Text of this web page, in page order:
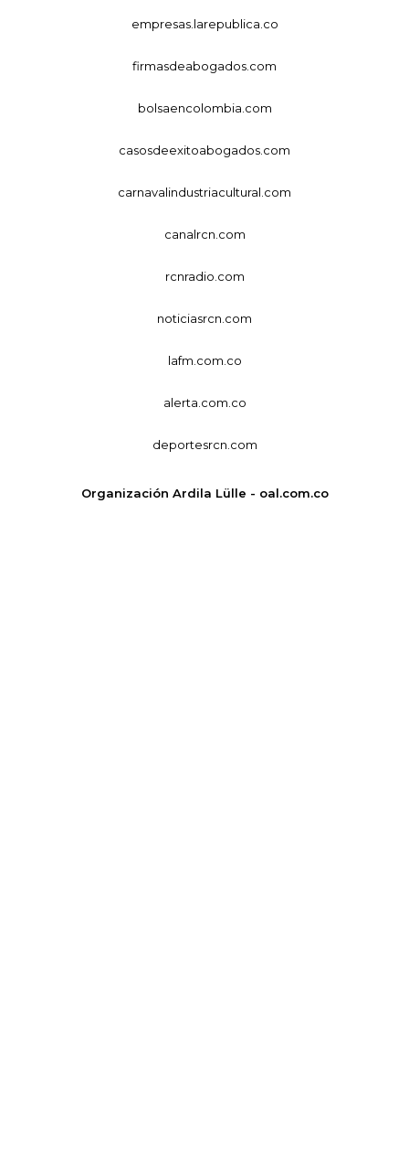
empresas.larepublica.co
firmasdeabogados.com
bolsaencolombia.com
casosdeexitoabogados.com
carnavalindustriacultural.com
canalrcn.com
rcnradio.com
noticiasrcn.com
lafm.com.co
alerta.com.co
deportesrcn.com
Organización Ardila Lülle - oal.com.co